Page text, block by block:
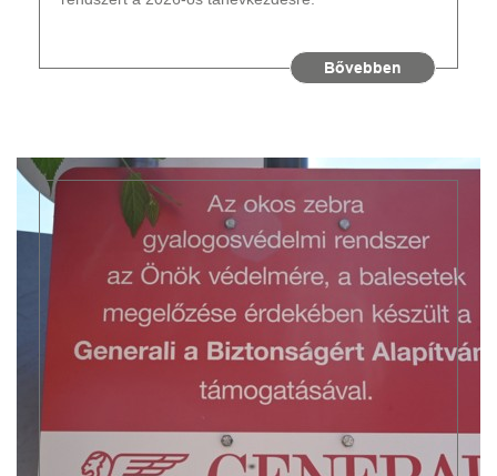
Bővebben